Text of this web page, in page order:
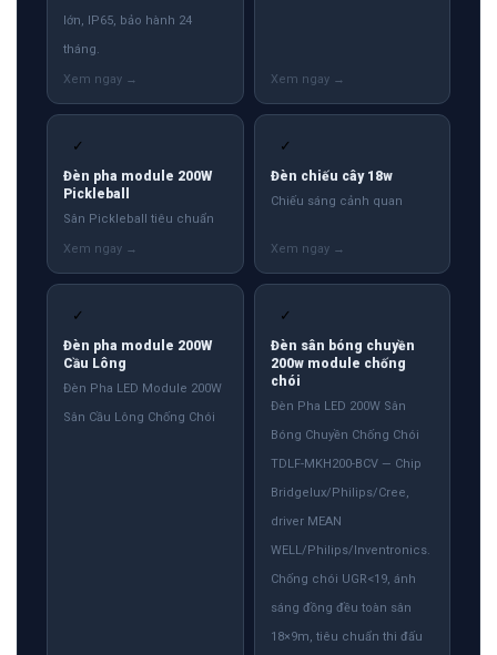
lớn, IP65, bảo hành 24
tháng.
✓
Đèn pha module 200W
Pickleball
Sân Pickleball tiêu chuẩn
✓
Đèn chiếu cây 18w
Chiếu sáng cảnh quan
✓
Đèn pha module 200W
Cầu Lông
Đèn Pha LED Module 200W
Sân Cầu Lông Chống Chói
✓
Đèn sân bóng chuyền
200w module chống
chói
Đèn Pha LED 200W Sân
Bóng Chuyền Chống Chói
TDLF-MKH200-BCV — Chip
Bridgelux/Philips/Cree,
driver MEAN
WELL/Philips/Inventronics.
Chống chói UGR<19, ánh
sáng đồng đều toàn sân
18×9m, tiêu chuẩn thi đấu